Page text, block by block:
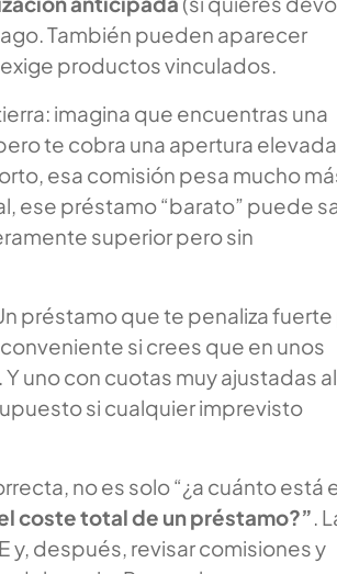
También pueden aparecer
productos vinculados.
imagina que encuentras una
te cobra una apertura
esa comisión pesa mucho
ese préstamo “barato” puede
superior pero sin
préstamo que te penaliza
si crees que en unos
uno con cuotas muy ajustadas al
si cualquier imprevisto
no es solo “¿a cuánto está
coste total de un préstamo?”.
y, después, revisar comisiones y